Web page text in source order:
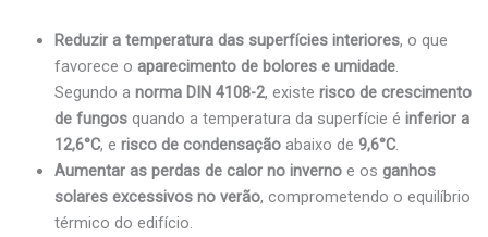
Reduzir a temperatura das superfícies interiores, o que
favorece o aparecimento de bolores e umidade.
Segundo a norma DIN 4108-2, existe risco de crescimento
de fungos quando a temperatura da superfície é inferior a
12,6°C, e risco de condensação abaixo de 9,6°C.
Aumentar as perdas de calor no inverno e os ganhos
solares excessivos no verão, comprometendo o equilíbrio
térmico do edifício.